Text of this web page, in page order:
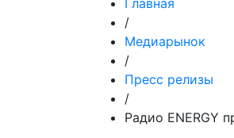
Главная
/
Медиарынок
/
Пресс релизы
/
Радио ENERGY